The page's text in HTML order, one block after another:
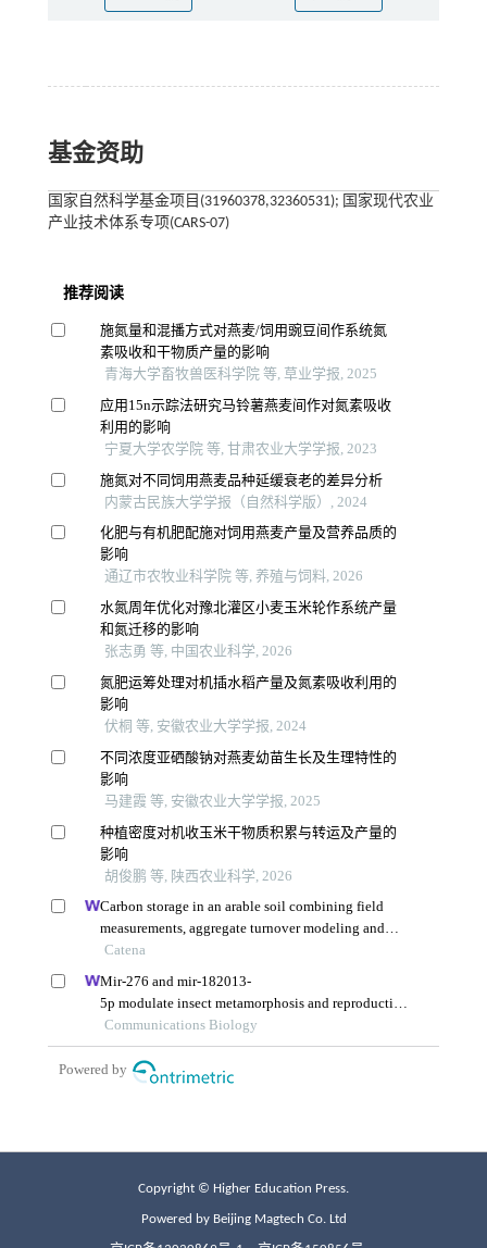
基金资助
国家自然科学基金项目(31960378,32360531); 国家现代农业
产业技术体系专项(CARS-07)
Copyright © Higher Education Press.
Powered by Beijing Magtech Co. Ltd